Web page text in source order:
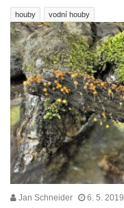
houby vodní houby
Jan Schneider 6. 5. 2019